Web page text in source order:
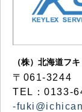
（株）北海道フキ
〒061-3244
TEL：0133-
-